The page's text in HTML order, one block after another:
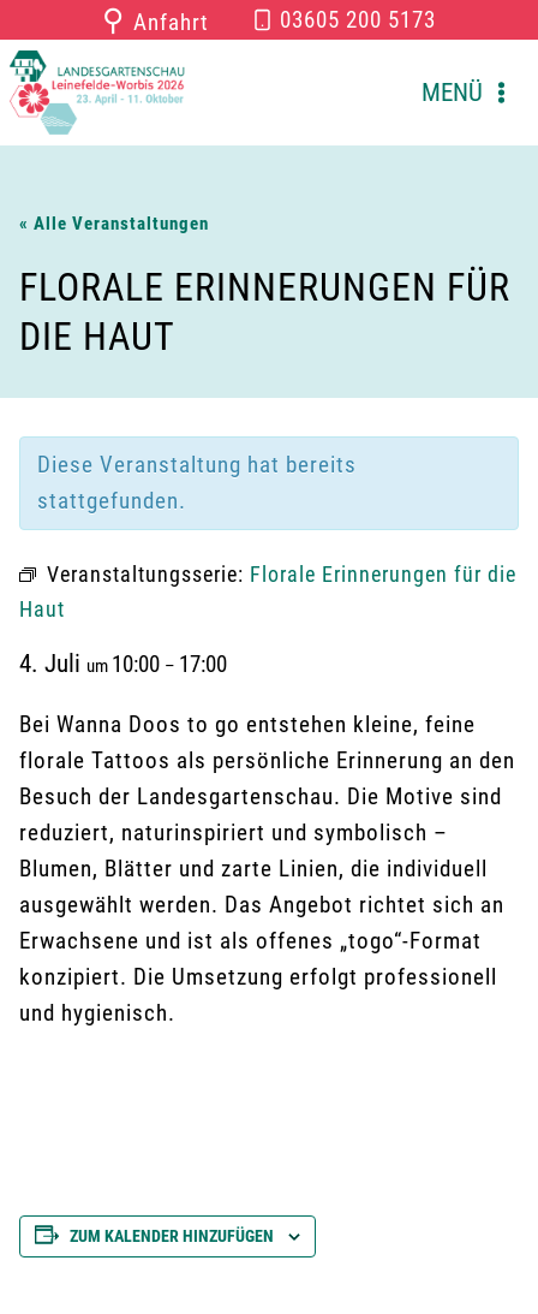
Inhalt
springen
⚲ Anfahrt 03605 200 5173
MENÜ
« Alle Veranstaltungen
FLORALE ERINNERUNGEN FÜR
DIE HAUT
Diese Veranstaltung hat bereits
stattgefunden.
Veranstaltungsserie: Florale Erinnerungen für die
Haut
4. Juli um 10:00 – 17:00
Bei Wanna Doos to go entstehen kleine, feine
florale Tattoos als persönliche Erinnerung an den
Besuch der Landesgartenschau. Die Motive sind
reduziert, naturinspiriert und symbolisch –
Blumen, Blätter und zarte Linien, die individuell
ausgewählt werden. Das Angebot richtet sich an
Erwachsene und ist als offenes „togo“-Format
konzipiert. Die Umsetzung erfolgt professionell
und hygienisch.
ZUM KALENDER HINZUFÜGEN